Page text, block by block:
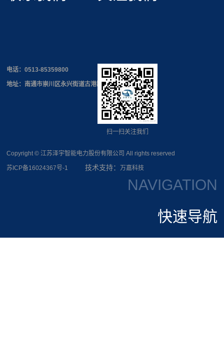
电话：0513-85359800
地址：南通市崇川区永兴街道古港路168号
Copyright © 江苏泽宇智能电力股份有限公司 All rights reserved
苏ICP备16024367号-1 技术支持：万嘉科技
扫一扫关注我们
NAVIGATION
快速导航